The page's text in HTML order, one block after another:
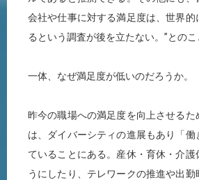
会社や仕事に対する満足度は、世界的
るという調査が後を立たない。”とのこ
一体、なぜ満足度が低いのだろうか。
昨今の職場への満足度を向上させるた
は、ダイバーシティの進展もあり「働
ていることにある。産休・育休・介護
うにしたり、テレワークの推進や出